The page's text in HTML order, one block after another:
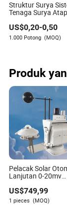
Struktur Surya
Tenaga Surya Atap
PV Kit Panel Surya
Braket
Atap Datar untuk
US$0,20-0,50
1.000 Potong (MOQ)
Produk
Pelacak Solar
Lanjutan 0-20mv
Langsung untuk
Pembangkit Listrik
Tenaga Surya
US$749,99
1 pieces (MOQ)